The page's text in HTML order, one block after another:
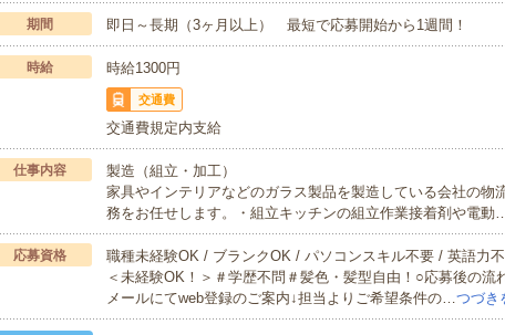
期間 即日～長期（3ヶ月以上） 最短で応募開始から1週間！
時給 時給1300円
交通費
交通費規定内支給
仕事内容
製造（組立・加工）
家具やインテリアなどのガラス製品を製造している会社の物
務をお任せします。・組立キッチンの組立作業接着剤や電動…
応募資格
職種未経験OK / ブランクOK / パソコンスキル不要 / 英語力
＜未経験OK！＞＃学歴不問＃髪色・髪型自由！○応募後の流
メールにてweb登録のご案内↓担当よりご希望条件の… つづき